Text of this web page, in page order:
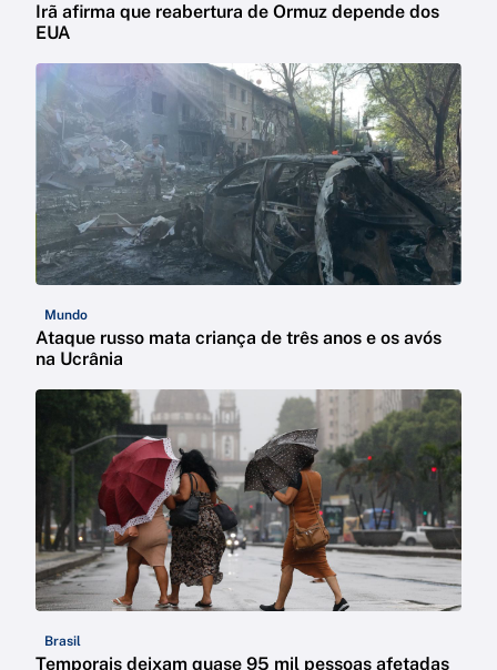
Irã afirma que reabertura de Ormuz depende dos
EUA
Mundo
Ataque russo mata criança de três anos e os avós
na Ucrânia
Brasil
Temporais deixam quase 95 mil pessoas afetadas